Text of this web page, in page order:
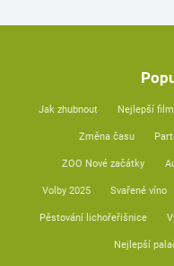
Jak zhubnout Nejlepší
Změna času
ZOO Nové začátky
Volby 2025 Svařené víno
Pěstování lichořeřišnice
Nejlepší